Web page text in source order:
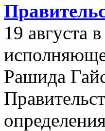
19 августа
Рашида